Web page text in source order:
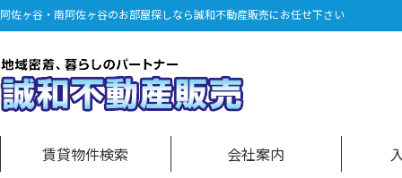
阿佐ヶ谷・南阿佐ヶ谷のお部屋探しなら誠和不動産販売にお任せ下さい
賃貸物件検索 会社案内